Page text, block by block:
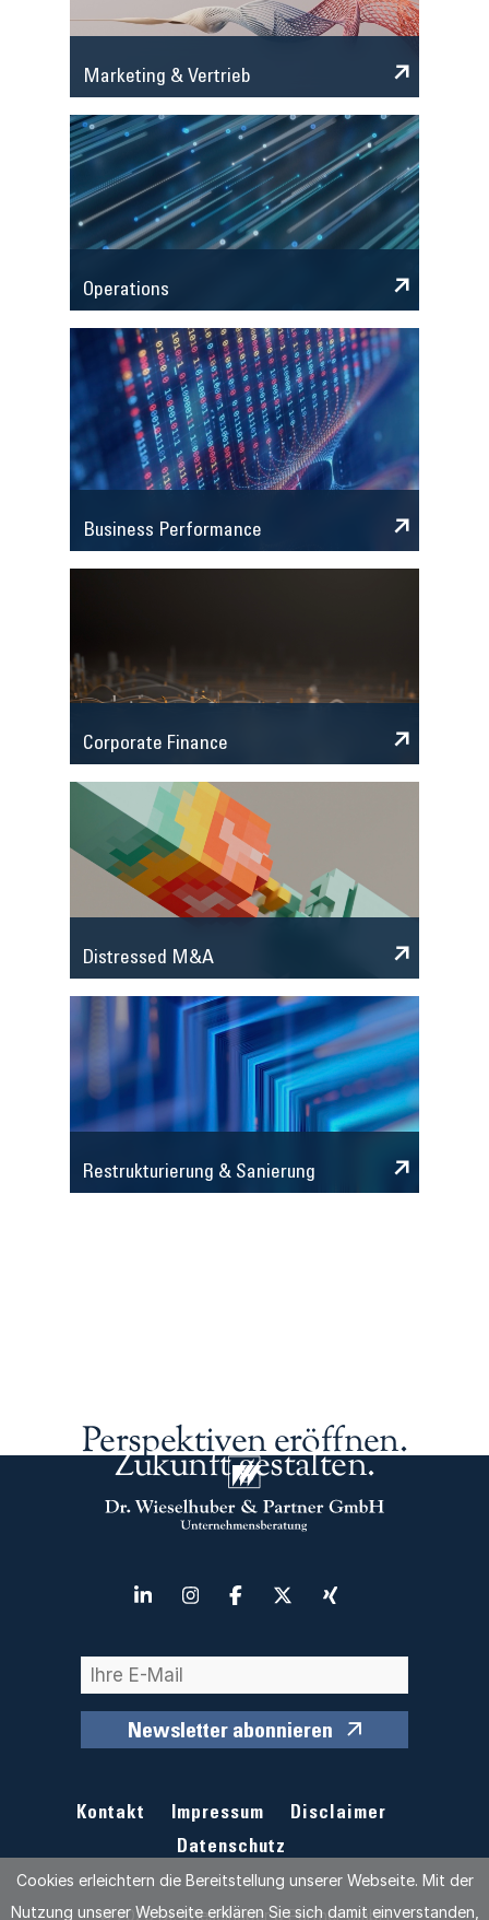
Marketing & Vertrieb
Operations
Business Performance
Corporate Finance
Distressed M&A
Restrukturierung & Sanierung
Newsletter abonnieren
Kontakt Impressum
Disclaimer
Datenschutz
© 2026 Dr. Wieselhuber & Partner GmbH
Perspektiven eröffnen.
Zukunft gestalten.
Cookies erleichtern die Bereitstellung unserer Webseite. Mit der
Nutzung unserer Webseite erklären Sie sich damit einverstanden,